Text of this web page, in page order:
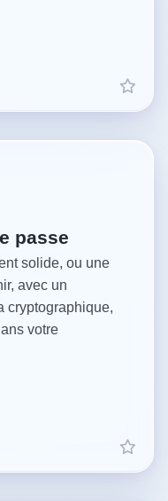
passe
solide, ou une
avec un
cryptographique,
votre